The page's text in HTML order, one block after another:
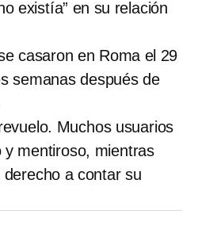
existía” en su relación
casaron en Roma el 29
semanas después de
Muchos usuarios
y mentiroso, mientras
a contar su